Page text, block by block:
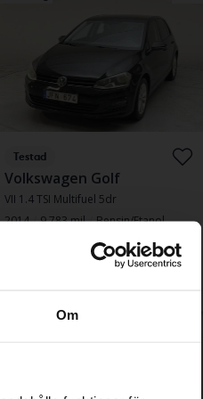
Om
Testad
Volkswagen Golf
VII 1.4 TSI Multifuel 5dr
2014
9 783 mil
Bensin/Etanol
Kungälv (Ellesbo)
37 500 kr